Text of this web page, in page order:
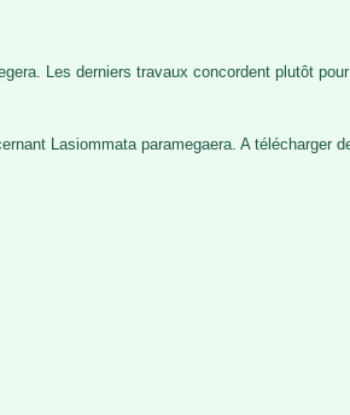
Les derniers travaux concordent plutôt
Lasiommata paramegaera. A télécharger